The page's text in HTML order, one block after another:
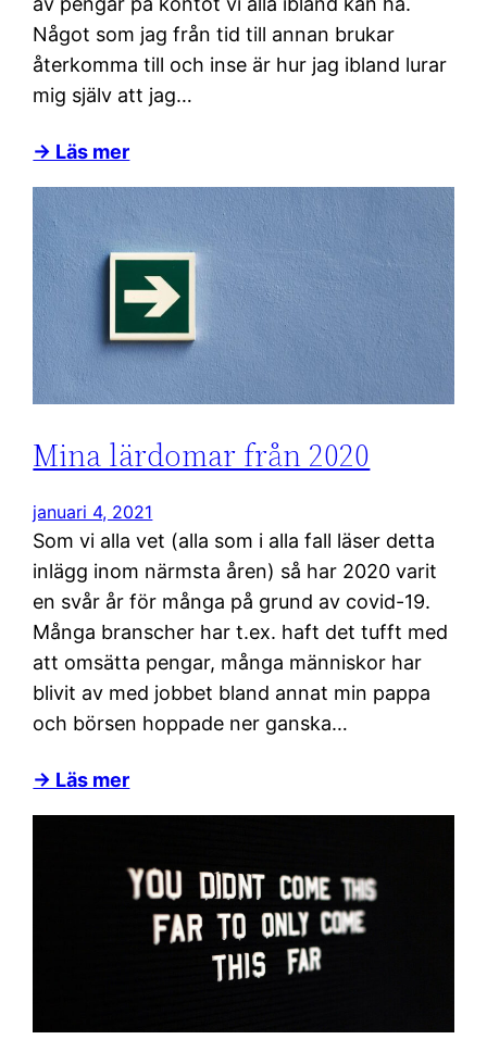
Något som jag från tid till annan brukar
återkomma till och inse är hur jag ibland lurar
mig själv att jag…
→ Läs mer
Mina lärdomar från 2020
januari 4, 2021
Som vi alla vet (alla som i alla fall läser detta
inlägg inom närmsta åren) så har 2020 varit
en svår år för många på grund av covid-19.
Många branscher har t.ex. haft det tufft med
att omsätta pengar, många människor har
blivit av med jobbet bland annat min pappa
och börsen hoppade ner ganska…
→ Läs mer